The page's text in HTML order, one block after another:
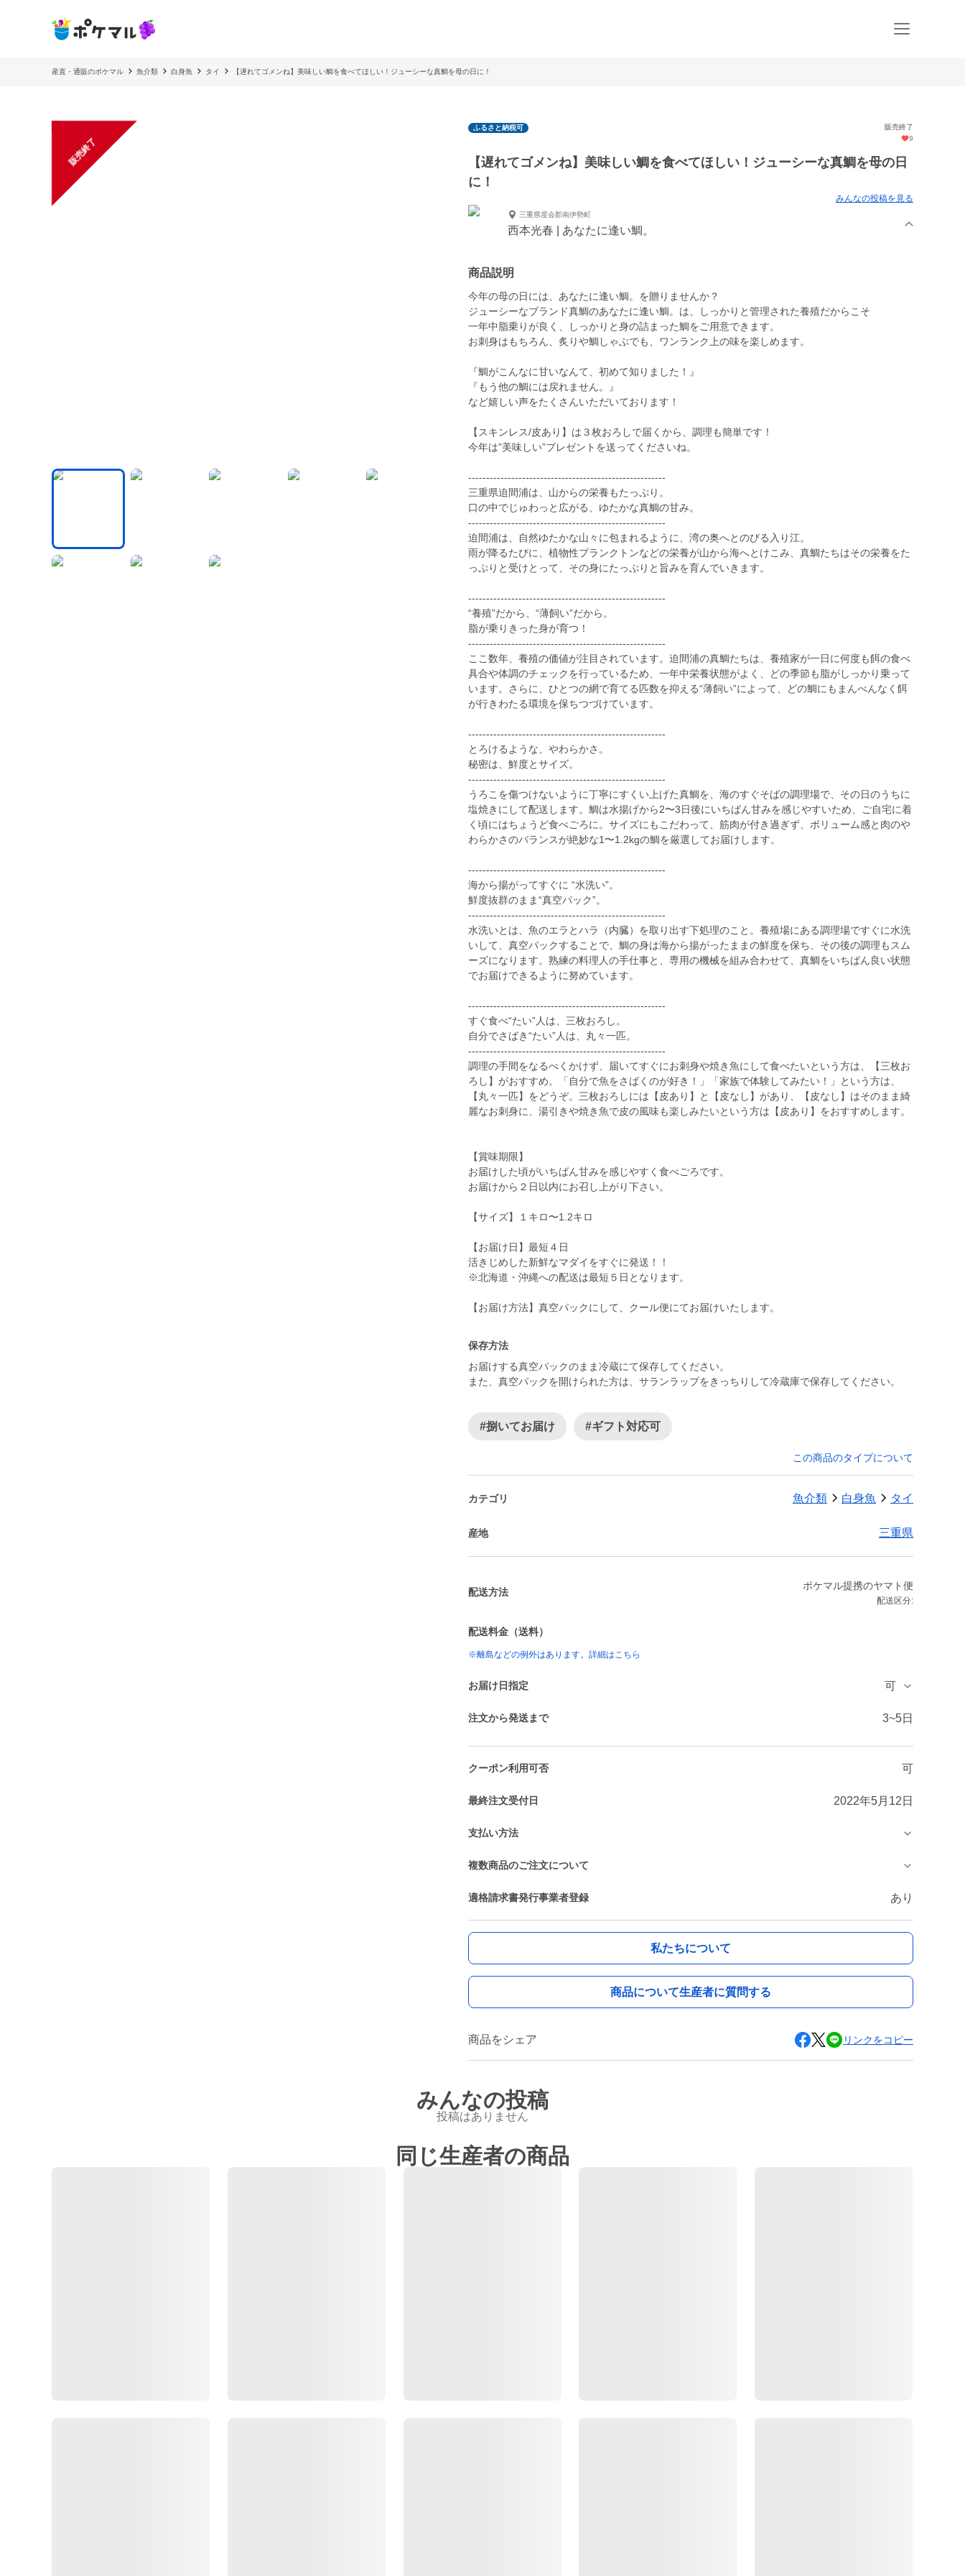
産直・通販のポケマル 魚介類 白身魚 タイ 【遅れてゴメンね】美味しい鯛を食べてほしい！ジューシーな真鯛を母の日に！
販売終了
ふるさと納税可
販売終了
9
【遅れてゴメンね】美味しい鯛を食べてほしい！ジューシーな真鯛を母の日
に！
みんなの投稿を見る
三重県度会郡南伊勢町
西本光春 | あなたに逢い鯛。
商品説明
今年の母の日には、あなたに逢い鯛。を贈りませんか？
ジューシーなブランド真鯛のあなたに逢い鯛。は、しっかりと管理された養殖だからこそ
一年中脂乗りが良く、しっかりと身の詰まった鯛をご用意できます。
お刺身はもちろん、炙りや鯛しゃぶでも、ワンランク上の味を楽しめます。
『鯛がこんなに甘いなんて、初めて知りました！』
『もう他の鯛には戻れません。』
など嬉しい声をたくさんいただいております！
【スキンレス/皮あり】は３枚おろしで届くから、調理も簡単です！
今年は”美味しい”プレゼントを送ってくださいね。
-------------------------------------------------------
三重県迫間浦は、山からの栄養もたっぷり。
口の中でじゅわっと広がる、ゆたかな真鯛の甘み。
-------------------------------------------------------
迫間浦は、自然ゆたかな山々に包まれるように、湾の奥へとのびる入り江。
雨が降るたびに、植物性プランクトンなどの栄養が山から海へとけこみ、真鯛たちはその栄養をた
っぷりと受けとって、その身にたっぷりと旨みを育んでいきます。
-------------------------------------------------------
“養殖”だから、“薄飼い”だから。
脂が乗りきった身が育つ！
-------------------------------------------------------
ここ数年、養殖の価値が注目されています。迫間浦の真鯛たちは、養殖家が一日に何度も餌の食べ
具合や体調のチェックを行っているため、一年中栄養状態がよく、どの季節も脂がしっかり乗って
います。さらに、ひとつの網で育てる匹数を抑える“薄飼い”によって、どの鯛にもまんべんなく餌
が行きわたる環境を保ちつづけています。
-------------------------------------------------------
とろけるような、やわらかさ。
秘密は、鮮度とサイズ。
-------------------------------------------------------
うろこを傷つけないように丁寧にすくい上げた真鯛を、海のすぐそばの調理場で、その日のうちに
塩焼きにして配送します。鯛は水揚げから2〜3日後にいちばん甘みを感じやすいため、ご自宅に着
く頃にはちょうど食べごろに。サイズにもこだわって、筋肉が付き過ぎず、ボリューム感と肉のや
わらかさのバランスが絶妙な1〜1.2kgの鯛を厳選してお届けします。
-------------------------------------------------------
海から揚がってすぐに “水洗い”。
鮮度抜群のまま“真空パック”。
-------------------------------------------------------
水洗いとは、魚のエラとハラ（内臓）を取り出す下処理のこと。養殖場にある調理場ですぐに水洗
いして、真空パックすることで、鯛の身は海から揚がったままの鮮度を保ち、その後の調理もスム
ーズになります。熟練の料理人の手仕事と、専用の機械を組み合わせて、真鯛をいちばん良い状態
でお届けできるように努めています。
-------------------------------------------------------
すぐ食べ“たい”人は、三枚おろし。
自分でさばき“たい”人は、丸々一匹。
-------------------------------------------------------
調理の手間をなるべくかけず、届いてすぐにお刺身や焼き魚にして食べたいという方は、【三枚お
ろし】がおすすめ。「自分で魚をさばくのが好き！」「家族で体験してみたい！」という方は、
【丸々一匹】をどうぞ。三枚おろしには【皮あり】と【皮なし】があり、【皮なし】はそのまま綺
麗なお刺身に、湯引きや焼き魚で皮の風味も楽しみたいという方は【皮あり】をおすすめします。
【賞味期限】
お届けした頃がいちばん甘みを感じやすく食べごろです。
お届けから２日以内にお召し上がり下さい。
【サイズ】１キロ〜1.2キロ
【お届け日】最短４日
活きじめした新鮮なマダイをすぐに発送！！
※北海道・沖縄への配送は最短５日となります。
【お届け方法】真空パックにして、クール便にてお届けいたします。
保存方法
お届けする真空パックのまま冷蔵にて保存してください。
また、真空パックを開けられた方は、サランラップをきっちりして冷蔵庫で保存してください。
#捌いてお届け #ギフト対応可
この商品のタイプについて
カテゴリ 魚介類 白身魚 タイ
産地 三重県
配送方法
ポケマル提携のヤマト便
配送区分:
配送料金（送料）
※離島などの例外はあります。詳細はこちら
お届け日指定 可
注文から発送まで 3~5日
クーポン利用可否 可
最終注文受付日 2022年5月12日
支払い方法
複数商品のご注文について
適格請求書発行事業者登録 あり
私たちについて
商品について生産者に質問する
商品をシェア リンクをコピー
みんなの投稿
投稿はありません
同じ生産者の商品